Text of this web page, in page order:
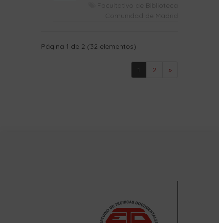
Facultativo de Biblioteca
Comunidad de Madrid
Página 1 de 2 (32 elementos)
1 2 »